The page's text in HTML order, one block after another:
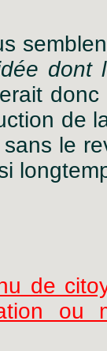
dont
de
le
de
ou